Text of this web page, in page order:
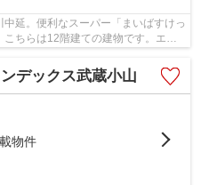
延。便利なスーパー「まいばすけっ
ちらは12階建ての建物です。エレ
デックス武蔵小山
物件